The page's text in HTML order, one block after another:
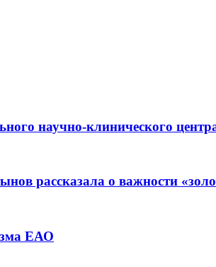
научно-клинического
рассказала о важности
ЕАО